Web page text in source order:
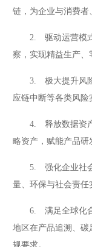
链，为企业与消费者
2. 驱动运营模
察，实现精益生产、
3. 极大提升风
应链中断等各类风险
4. 释放数据资
略资产，赋能产品研
5. 强化企业社
量、环保与社会责任
6. 满足全球化
地区在产品追溯、
规要求。